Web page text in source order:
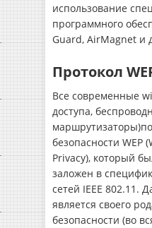
использование
программного
Guard, AirMagnet и
Протокол
Все современные
доступа,
безопасности WEP
Privacy), который
заложен в
сетей IEEE 802.11.
является своего
безопасности (во